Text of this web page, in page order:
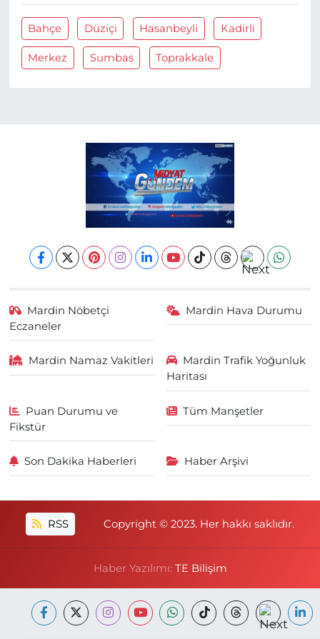
Bahçe Düziçi Hasanbeyli Kadirli
Merkez Sumbas Toprakkale
Mardin Nöbetçi
Eczaneler
Mardin Hava Durumu
Mardin Namaz Vakitleri
Mardin Trafik Yoğunluk
Haritası
Puan Durumu ve
Fikstür
Tüm Manşetler
Son Dakika Haberleri Haber Arşivi
RSS Copyright © 2023. Her hakkı saklıdır.
Haber Yazılımı: TE Bilişim